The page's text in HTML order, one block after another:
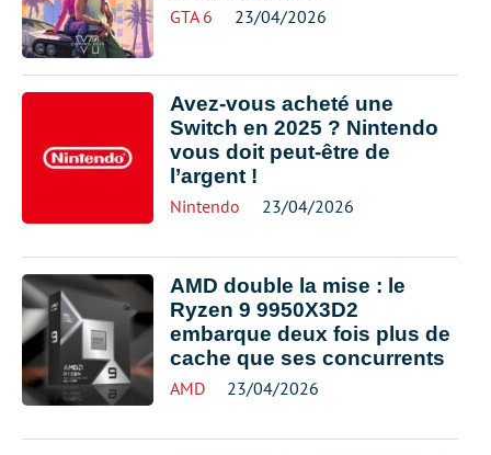
GTA 6 23/04/2026
Avez-vous acheté une
Switch en 2025 ? Nintendo
vous doit peut-être de
l’argent !
Nintendo 23/04/2026
AMD double la mise : le
Ryzen 9 9950X3D2
embarque deux fois plus de
cache que ses concurrents
AMD 23/04/2026